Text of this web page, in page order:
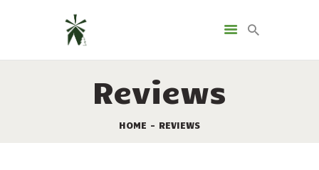
Reviews
HOME REVIEWS
LANDGUT GIRTENMÜHLE
ACCOMMODATIES